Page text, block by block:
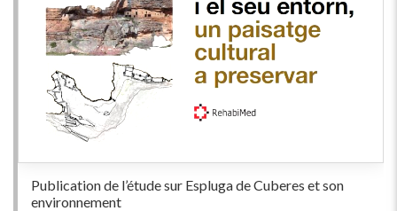
Publication de l’étude sur Espluga de Cuberes et son
environnement